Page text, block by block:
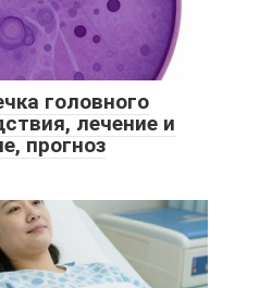
головного
лечение и
прогноз